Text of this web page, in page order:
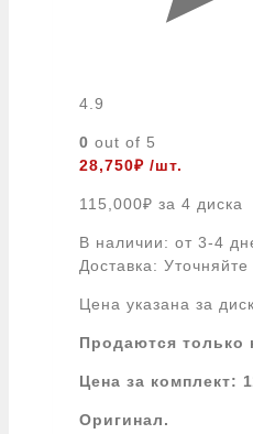
4.9
0 out of 5
28,750₽ /шт.
115,000₽ за 4 диска
В наличии: от 3-4
Доставка: Уточняйте
Цена указана за
Продаются только
Цена за комплект:
Оригинал.